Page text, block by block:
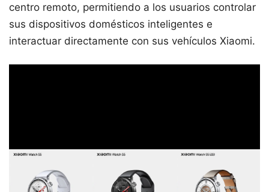
centro remoto, permitiendo a los usuarios controlar
sus dispositivos domésticos inteligentes e
interactuar directamente con sus vehículos Xiaomi.